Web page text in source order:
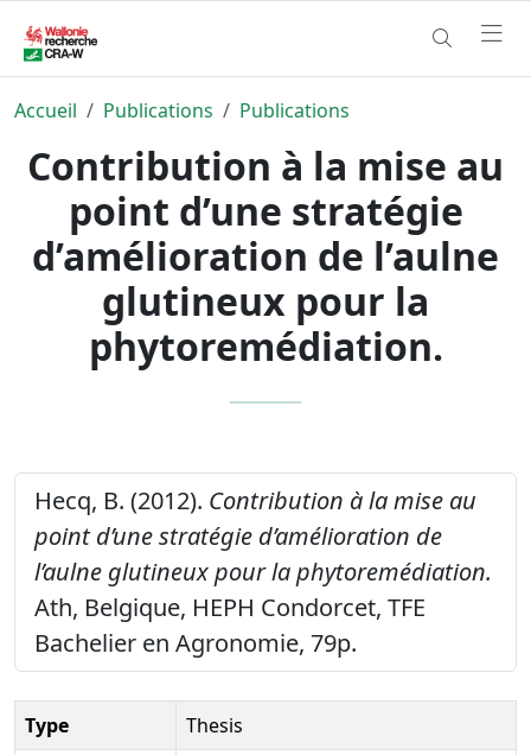
Accueil Publications Publications
Contribution à la mise au
point d’une stratégie
d’amélioration de l’aulne
glutineux pour la
phytoremédiation.
Hecq, B. (2012). Contribution à la mise au
point d’une stratégie d’amélioration de
l’aulne glutineux pour la phytoremédiation.
Ath, Belgique, HEPH Condorcet, TFE
Bachelier en Agronomie, 79p.
Type
Thesis